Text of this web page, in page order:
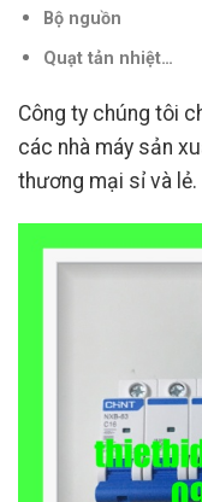
Bộ nguồn
Quạt tản nhiệt…
Công ty chúng tôi
các nhà máy sản
thương mại sỉ và lẻ.